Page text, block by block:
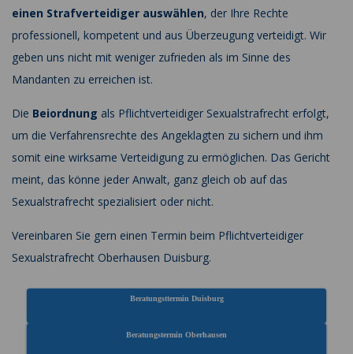
einen Strafverteidiger auswählen, der Ihre Rechte
professionell, kompetent und aus Überzeugung verteidigt. Wir
geben uns nicht mit weniger zufrieden als im Sinne des
Mandanten zu erreichen ist.
Die Beiordnung als Pflichtverteidiger Sexualstrafrecht erfolgt,
um die Verfahrensrechte des Angeklagten zu sichern und ihm
somit eine wirksame Verteidigung zu ermöglichen. Das Gericht
meint, das könne jeder Anwalt, ganz gleich ob auf das
Sexualstrafrecht spezialisiert oder nicht.
Vereinbaren Sie gern einen Termin beim Pflichtverteidiger
Sexualstrafrecht Oberhausen Duisburg.
Beratungsttermin Duisburg
Beratungstermin Oberhausen